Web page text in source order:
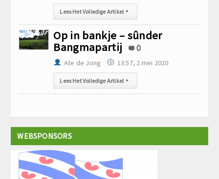
Lees Het Volledige Artikel ▸
Op in bankje – sûnder
Bangmapartij
0
Ate de Jong 13:57, 2.mei 2020
Lees Het Volledige Artikel ▸
WEBSPONSORS